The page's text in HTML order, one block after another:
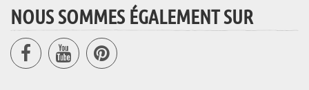
NOUS SOMMES ÉGALEMENT SUR